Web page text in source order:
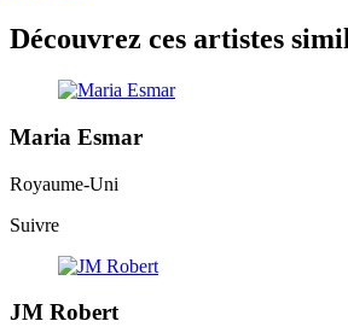
Découvrez ces artistes
Maria Esmar
Royaume-Uni
Suivre
JM Robert